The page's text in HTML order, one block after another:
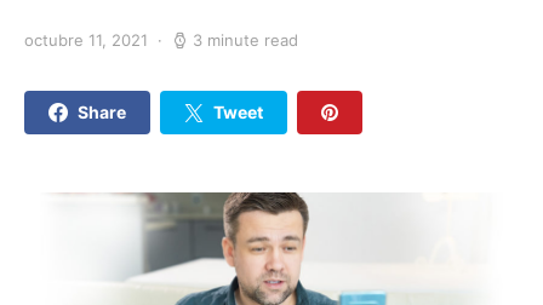
octubre 11, 2021 3 minute read
Share Tweet